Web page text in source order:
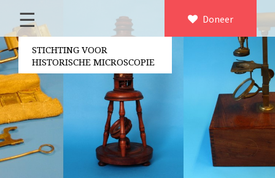
×
Home
Over ons
Contact
Bestuur
Vrijwilligers
Partners
Jaarverslagen
Doneer
☰
STICHTING VOOR
HISTORISCHE MICROSCOPIE